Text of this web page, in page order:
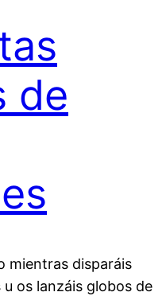
de
mientras disparáis
os lanzáis globos de